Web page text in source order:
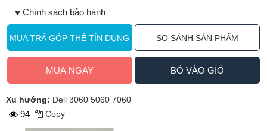
♥️ Chính sách bảo hành
MUA TRẢ GÓP THẺ TÍN DỤNG SO SÁNH SẢN PHẨM
MUA NGAY BỎ VÀO GIỎ
Xu hướng: Dell 3060 5060 7060
94 Copy